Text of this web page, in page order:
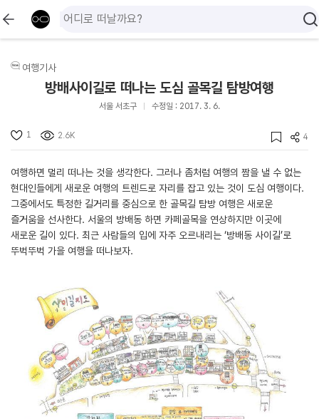
여행기사
방배사이길로 떠나는 도심 골목길 탐방여행
서울 서초구 수정일 : 2017. 3. 6.
1 2.6K 4
여행하면 멀리 떠나는 것을 생각한다. 그러나 좀처럼 여행의 짬을 낼 수 없는
현대인들에게 새로운 여행의 트렌드로 자리를 잡고 있는 것이 도심 여행이다.
그중에서도 특정한 길거리를 중심으로 한 골목길 탐방 여행은 새로운
즐거움을 선사한다. 서울의 방배동 하면 카페골목을 연상하지만 이곳에
새로운 길이 있다. 최근 사람들의 입에 자주 오르내리는 ‘방배동 사이길’로
뚜벅뚜벅 가을 여행을 떠나보자.